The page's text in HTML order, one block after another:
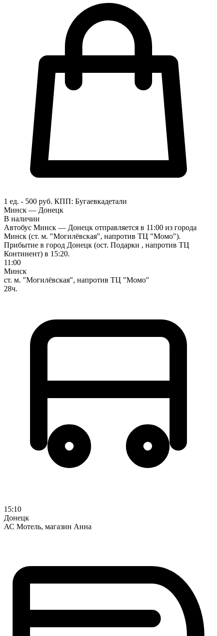
1 ед. - 500 руб. КПП: Бугаевкадетали
Минск — Донецк
В наличии
Автобус Минск — Донецк отправляется в 11:00 из города
Минск (ст. м. "Могилёвская", напротив ТЦ "Момо").
Прибытие в город Донецк (ост. Подарки , напротив ТЦ
Континент) в 15:20.
11:00
Минск
ст. м. "Могилёвская", напротив ТЦ "Момо"
28ч.
15:10
Донецк
АС Мотель, магазин Анна